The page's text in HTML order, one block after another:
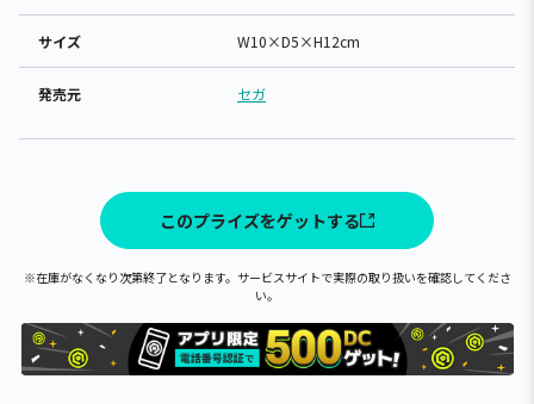
サイズ W10×D5×H12cm
発売元 セガ
このプライズをゲットする
※在庫がなくなり次第終了となります。サービスサイトで実際の取り扱いを確認してくださ
い。